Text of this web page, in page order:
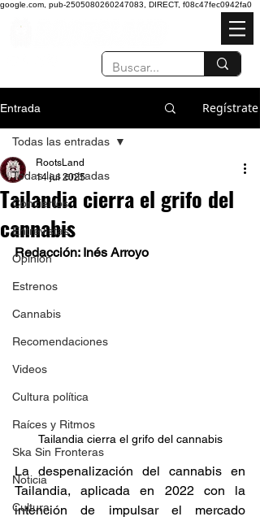
google.com, pub-2505080260247083, DIRECT, f08c47fec0942fa0
Entrada Regístrate
Todas las entradas
Conciertos
Entrevistas
Opinión
Estrenos
Cannabis
Recomendaciones
Videos
Cultura política
Raíces y Ritmos
Ska Sin Fronteras
Noticia
Cultura
Todas las entradas
Tailandia cierra el grifo del
cannabis
RootsLand
14 jul 2025
Redacción: Inés Arroyo
Tailandia cierra el grifo del cannabis
La despenalización del cannabis en
Tailandia, aplicada en 2022 con la
intención de impulsar el mercado